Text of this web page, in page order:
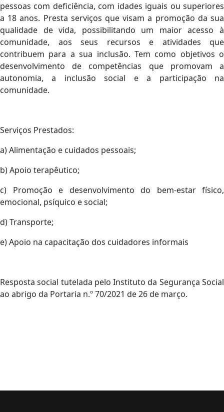
pessoas com deficiência, com idades iguais ou superiores
a 18 anos. Presta serviços que visam a promoção da sua
qualidade de vida, possibilitando um maior acesso à
comunidade, aos seus recursos e atividades que
contribuem para a sua inclusão. Tem como objetivos o
desenvolvimento de competências que promovam a
autonomia, a inclusão social e a participação na
comunidade.
Serviços Prestados:
a) Alimentação e cuidados pessoais;
b) Apoio terapêutico;
c) Promoção e desenvolvimento do bem-estar físico,
emocional, psíquico e social;
d) Transporte;
e) Apoio na capacitação dos cuidadores informais
Resposta social tutelada pelo Instituto da Segurança Social
ao abrigo da Portaria n.º 70/2021 de 26 de março.